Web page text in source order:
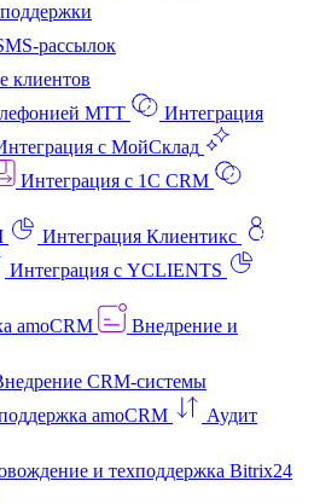
рассылок
клиентов
МТТ
Интеграция
с МойСклад
Интеграция с 1C CRM
Интеграция Клиентикс
Интеграция с YCLIENTS
amoCRM
Внедрение и
CRM-системы
amoCRM
Аудит
и техподдержка Bitrix24